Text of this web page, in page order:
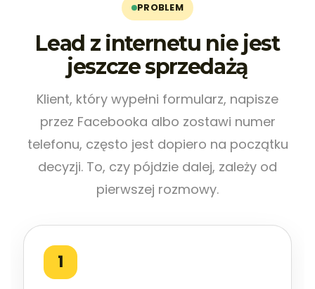
PROBLEM
Lead z internetu nie jest
jeszcze sprzedażą
Klient, który wypełni formularz, napisze
przez Facebooka albo zostawi numer
telefonu, często jest dopiero na początku
decyzji. To, czy pójdzie dalej, zależy od
pierwszej rozmowy.
1